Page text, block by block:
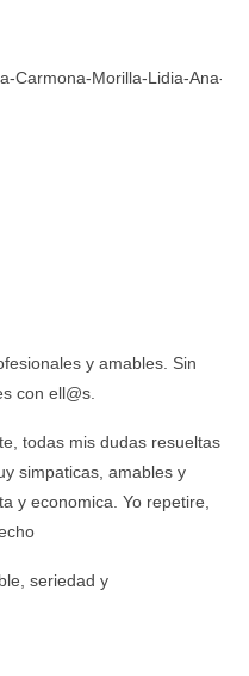
Carmona-Morilla-Lidia-Ana-
y amables. Sin
con ell@s.
todas mis dudas resueltas
simpaticas, amables y
y economica. Yo repetire,
seriedad y